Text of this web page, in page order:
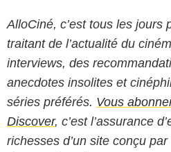
AlloCiné, c’est tous les jours
traitant de l’actualité du
interviews, des
anecdotes insolites et
séries préférés. Vous
Discover, c’est l’assurance
richesses d’un site conçu